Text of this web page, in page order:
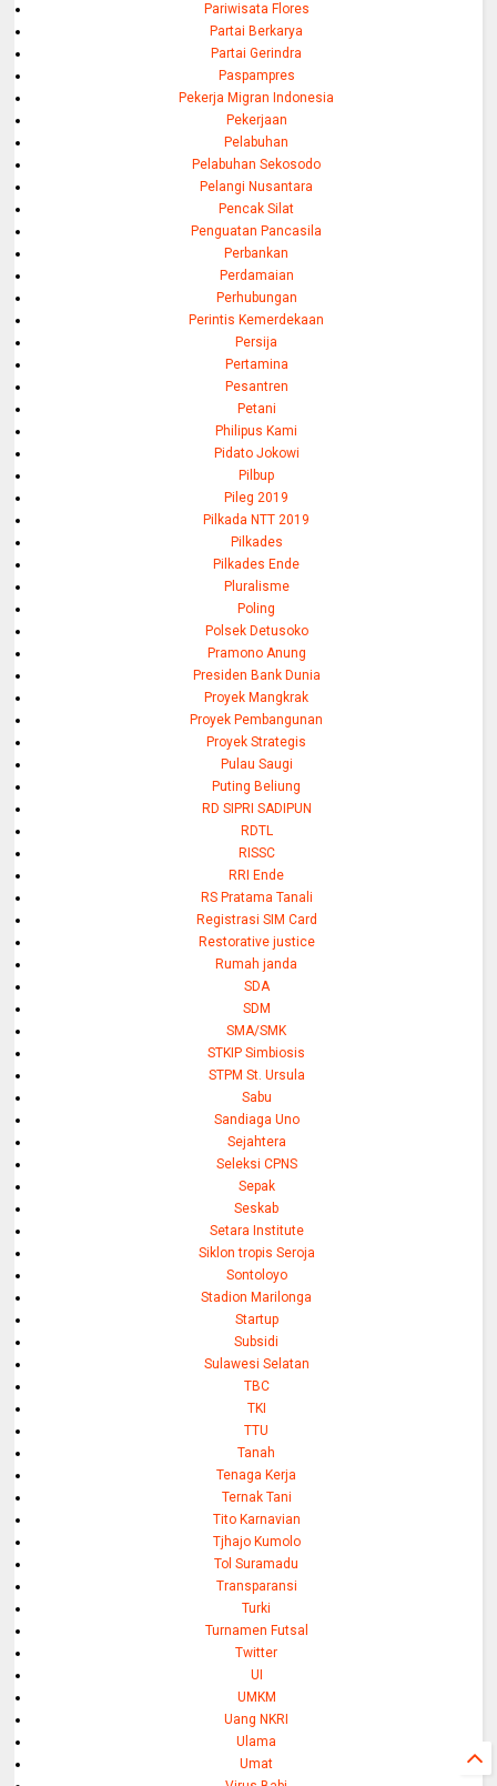
Pariwisata Flores
Partai Berkarya
Partai Gerindra
Paspampres
Pekerja Migran Indonesia
Pekerjaan
Pelabuhan
Pelabuhan Sekosodo
Pelangi Nusantara
Pencak Silat
Penguatan Pancasila
Perbankan
Perdamaian
Perhubungan
Perintis Kemerdekaan
Persija
Pertamina
Pesantren
Petani
Philipus Kami
Pidato Jokowi
Pilbup
Pileg 2019
Pilkada NTT 2019
Pilkades
Pilkades Ende
Pluralisme
Poling
Polsek Detusoko
Pramono Anung
Presiden Bank Dunia
Proyek Mangkrak
Proyek Pembangunan
Proyek Strategis
Pulau Saugi
Puting Beliung
RD SIPRI SADIPUN
RDTL
RISSC
RRI Ende
RS Pratama Tanali
Registrasi SIM Card
Restorative justice
Rumah janda
SDA
SDM
SMA/SMK
STKIP Simbiosis
STPM St. Ursula
Sabu
Sandiaga Uno
Sejahtera
Seleksi CPNS
Sepak
Seskab
Setara Institute
Siklon tropis Seroja
Sontoloyo
Stadion Marilonga
Startup
Subsidi
Sulawesi Selatan
TBC
TKI
TTU
Tanah
Tenaga Kerja
Ternak Tani
Tito Karnavian
Tjhajo Kumolo
Tol Suramadu
Transparansi
Turki
Turnamen Futsal
Twitter
UI
UMKM
Uang NKRI
Ulama
Umat